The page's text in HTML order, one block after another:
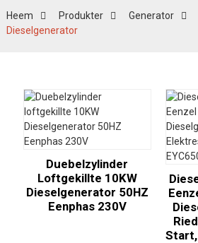
Heem Produkter Generator
Dieselgenerator
Duebelzylinder
Loftgekillte 10KW
Dieselgenerator 50HZ
Eenphas 230V
Start,